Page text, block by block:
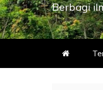
Berbagi